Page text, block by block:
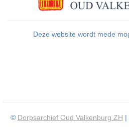
Deze website wordt mede
© Dorpsarchief Oud Valkenburg ZH |